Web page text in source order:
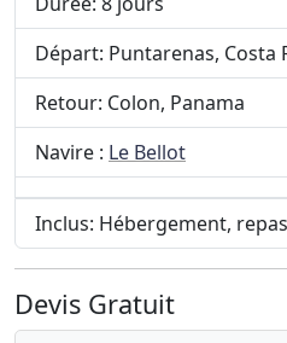
Départ: Puntarenas, Costa
Retour: Colon, Panama
Navire : Le Bellot
Inclus: Hébergement,
Devis Gratuit